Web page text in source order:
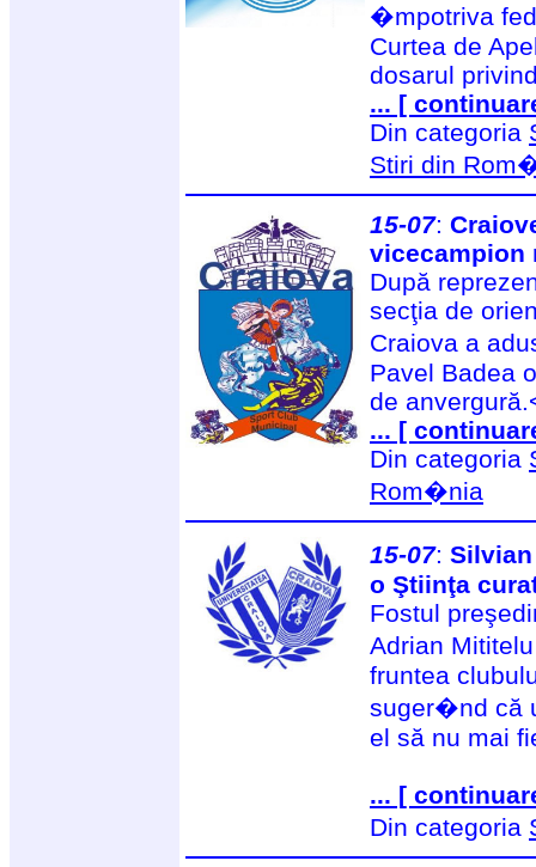
�mpotriva
Curtea de
dosarul
... [
Din categoria
Stiri din
15-07:
vicecampion
După
secţia de
Craiova a
Pavel Badea
de
... [
Din categoria
Rom�nia
15-07:
o Ştiinţa
Fostul
Adrian
fruntea
suger�nd că
el să nu mai
... [
Din categoria